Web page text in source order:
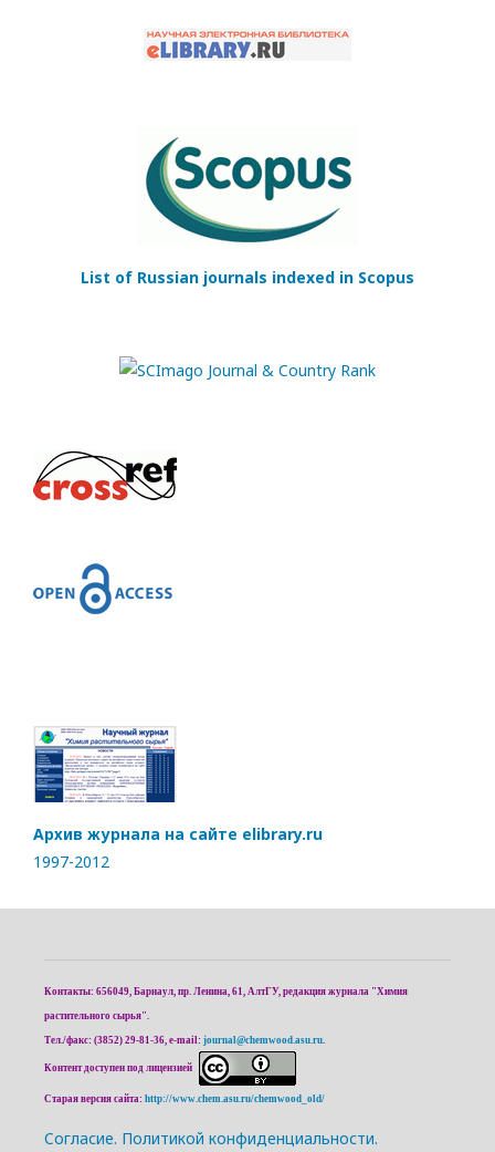
List of Russian journals indexed in Scopus
Архив журнала на сайте elibrary.ru
1997-2012
Контакты: 656049, Барнаул, пр. Ленина, 61, АлтГУ, редакция журнала "Химия
растительного сырья".
Тел./факс: (3852) 29-81-36, e-mail: journal@chemwood.asu.ru.
Контент доступен под лицензией
Старая версия сайта: http://www.chem.asu.ru/chemwood_old/
Cогласие. Политикой конфиденциальности.